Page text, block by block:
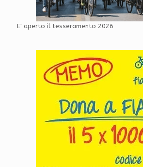
E' aperto il tesseramento 2026